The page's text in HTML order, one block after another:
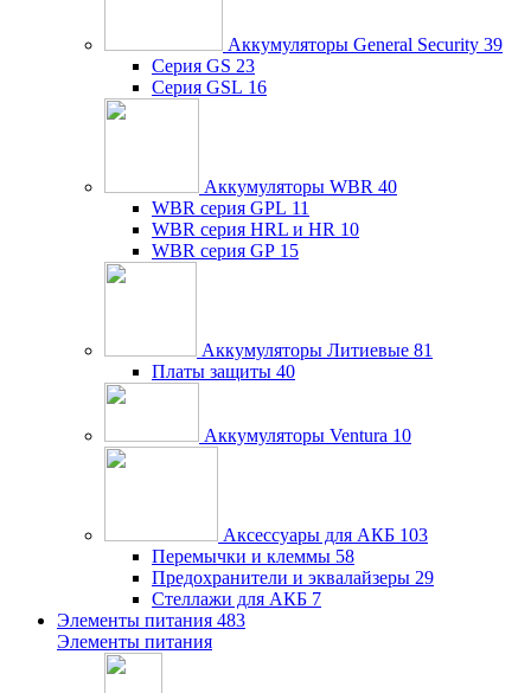
Аккумуляторы General Security 39
Серия GS 23
Серия GSL 16
Аккумуляторы WBR 40
WBR серия GPL 11
WBR серия HRL и HR 10
WBR серия GP 15
Аккумуляторы Литиевые 81
Платы защиты 40
Аккумуляторы Ventura 10
Аксессуары для АКБ 103
Перемычки и клеммы 58
Предохранители и эквалайзеры 29
Стеллажи для АКБ 7
Элементы питания 483
Элементы питания